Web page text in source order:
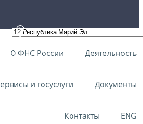
О ФНС России Деятельность
и госуслуги Документы
Контакты ENG